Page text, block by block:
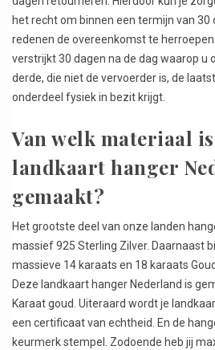
het recht om binnen een termijn van 30
redenen de overeenkomst te
verstrijkt 30 dagen na de dag waarop u
derde, die niet de vervoerder is, de
onderdeel fysiek in bezit krijgt.
Van welk materiaal
landkaart hanger
gemaakt?
Het grootste deel van onze landen
massief 925 Sterling Zilver. Daarnaast
massieve 14 karaats en 18 karaats
Deze landkaart hanger Nederland is
Karaat goud. Uiteraard wordt je
een certificaat van echtheid. En de
keurmerk stempel. Zodoende heb jij